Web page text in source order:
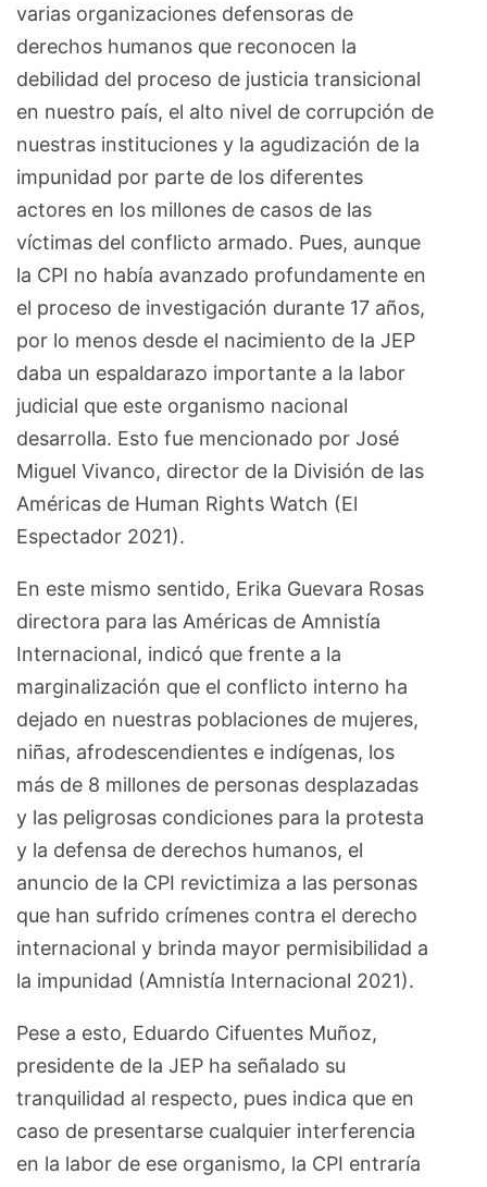
varias organizaciones defensoras de
derechos humanos que reconocen la
debilidad del proceso de justicia transicional
en nuestro país, el alto nivel de corrupción de
nuestras instituciones y la agudización de la
impunidad por parte de los diferentes
actores en los millones de casos de las
víctimas del conflicto armado. Pues, aunque
la CPI no había avanzado profundamente en
el proceso de investigación durante 17 años,
por lo menos desde el nacimiento de la JEP
daba un espaldarazo importante a la labor
judicial que este organismo nacional
desarrolla. Esto fue mencionado por José
Miguel Vivanco, director de la División de las
Américas de Human Rights Watch (El
Espectador 2021).
En este mismo sentido, Erika Guevara Rosas
directora para las Américas de Amnistía
Internacional, indicó que frente a la
marginalización que el conflicto interno ha
dejado en nuestras poblaciones de mujeres,
niñas, afrodescendientes e indígenas, los
más de 8 millones de personas desplazadas
y las peligrosas condiciones para la protesta
y la defensa de derechos humanos, el
anuncio de la CPI revictimiza a las personas
que han sufrido crímenes contra el derecho
internacional y brinda mayor permisibilidad a
la impunidad (Amnistía Internacional 2021).
Pese a esto, Eduardo Cifuentes Muñoz,
presidente de la JEP ha señalado su
tranquilidad al respecto, pues indica que en
caso de presentarse cualquier interferencia
en la labor de ese organismo, la CPI entraría